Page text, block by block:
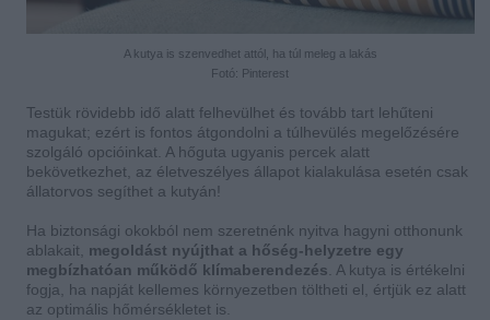
A kutya is szenvedhet attól, ha túl meleg a lakás
Fotó: Pinterest
Testük rövidebb idő alatt felhevülhet és tovább tart lehűteni
magukat; ezért is fontos átgondolni a túlhevülés megelőzésére
szolgáló opcióinkat. A hőguta ugyanis percek alatt
bekövetkezhet, az életveszélyes állapot kialakulása esetén csak
állatorvos segíthet a kutyán!
Ha biztonsági okokból nem szeretnénk nyitva hagyni otthonunk
ablakait, megoldást nyújthat a hőség-helyzetre egy
megbízhatóan működő klímaberendezés . A kutya is értékelni
fogja, ha napját kellemes környezetben töltheti el, értjük ez alatt
az optimális hőmérsékletet is.